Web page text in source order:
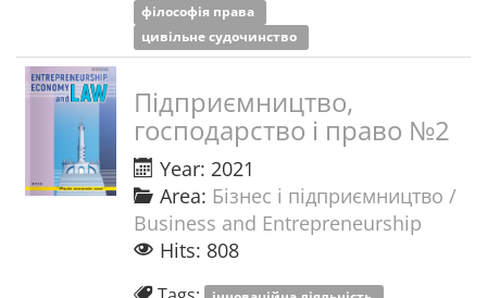
філософія права
цивільне судочинство
Підприємництво,
господарство і право №2
Year: 2021
Area: Бізнес і підприємництво /
Business and Entrepreneurship
Hits: 808